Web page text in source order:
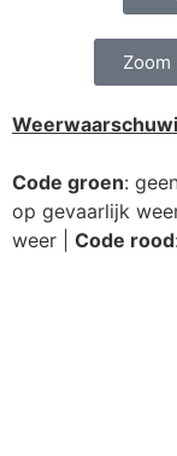
Code groen:
op gevaarlijk
weer | Code rood